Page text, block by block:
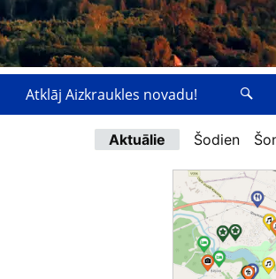
Atklāj Aizkraukles novadu!
Aktuālie Šodien